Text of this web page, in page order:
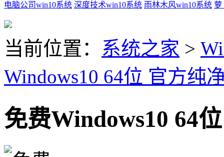
电脑公司win10系统 深度技术win10系统 雨林木风win10系统 萝
当前位置： 系统之家 >
Windows10 64位 官方纯
免费Windows10 64